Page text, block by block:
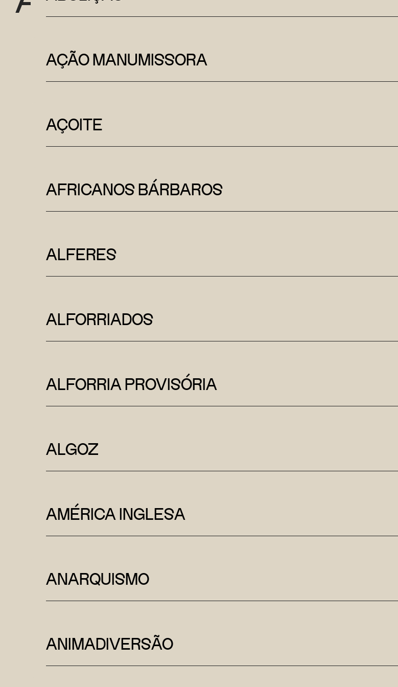
AÇÃO MANUMISSORA
AÇOITE
AFRICANOS BÁRBAROS
ALFERES
ALFORRIADOS
ALFORRIA PROVISÓRIA
ALGOZ
AMÉRICA INGLESA
ANARQUISMO
ANIMADIVERSÃO